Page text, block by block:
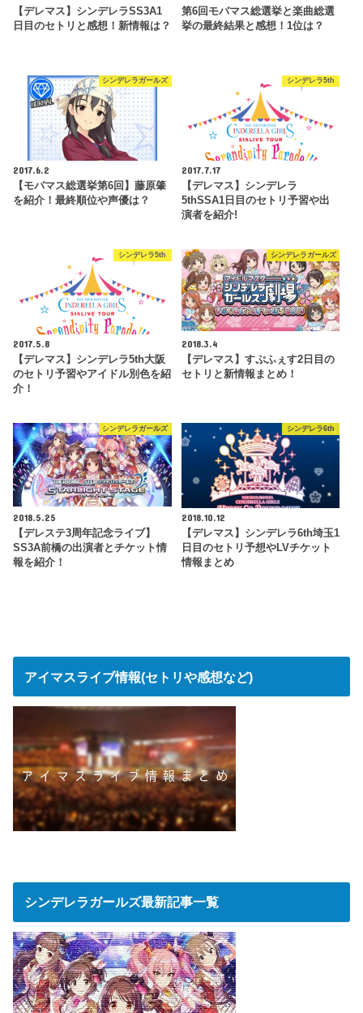
【デレマス】シンデレラSS3A1
日目のセトリと感想！新情報は？
第6回モバマス総選挙と楽曲総選
挙の最終結果と感想！1位は？
シンデレラガールズ
2017.6.2
【モバマス総選挙第6回】藤原肇
を紹介！最終順位や声優は？
シンデレラ5th
2017.7.17
【デレマス】シンデレラ
5thSSA1日目のセトリ予習や出
演者を紹介!
シンデレラ5th
2017.5.8
【デレマス】シンデレラ5th大阪
のセトリ予習やアイドル別色を紹
介！
シンデレラガールズ
2018.3.4
【デレマス】すぷふぇす2日目の
セトリと新情報まとめ！
シンデレラガールズ
2018.5.25
【デレステ3周年記念ライブ】
SS3A前橋の出演者とチケット情
報を紹介！
シンデレラ6th
2018.10.12
【デレマス】シンデレラ6th埼玉1
日目のセトリ予想やLVチケット
情報まとめ
アイマスライブ情報(セトリや感想など)
シンデレラガールズ最新記事一覧